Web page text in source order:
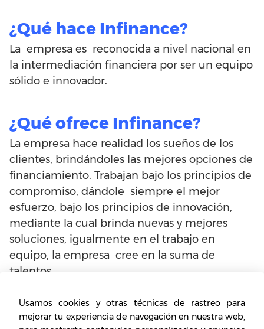
¿Qué hace Infinance?
La empresa es reconocida a nivel nacional en
la intermediación financiera por ser un equipo
sólido e innovador.
¿Qué ofrece Infinance?
La empresa hace realidad los sueños de los
clientes, brindándoles las mejores opciones de
financiamiento. Trabajan bajo los principios de
compromiso, dándole siempre el mejor
esfuerzo, bajo los principios de innovación,
mediante la cual brinda nuevas y mejores
soluciones, igualmente en el trabajo en
equipo, la empresa cree en la suma de
talentos.
La empresa tiene el propósito de contribuir a
mejorar la calidad de vida y ayudar a la
Usamos cookies y otras técnicas de rastreo para
mejorar tu experiencia de navegación en nuestra web,